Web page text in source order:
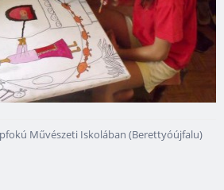
Művészeti Iskolában (Berettyóújfalu)